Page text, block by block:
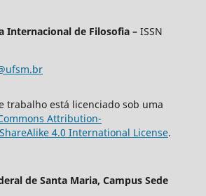
Internacional de Filosofia –ISSN
trabalho está licenciado sob uma
Attribution-
4.0 International License.
de Santa Maria, Campus Sede